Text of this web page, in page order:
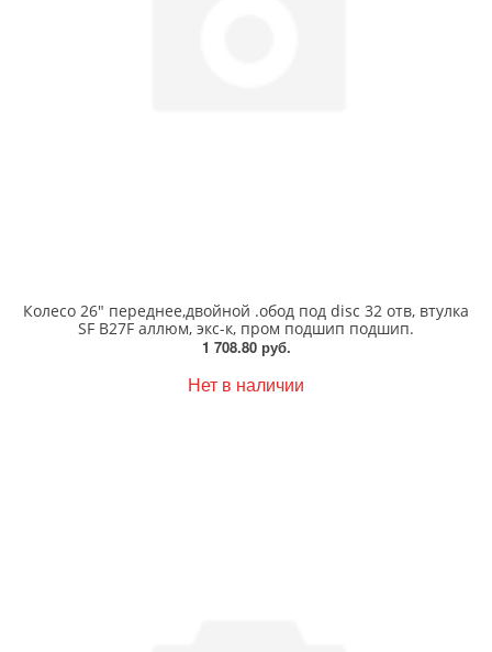
Колесо 26" переднее,двойной .обод под disc 32 отв, втулка
SF B27F аллюм, экс-к, пром подшип подшип.
1 708.80 руб.
Нет в наличии